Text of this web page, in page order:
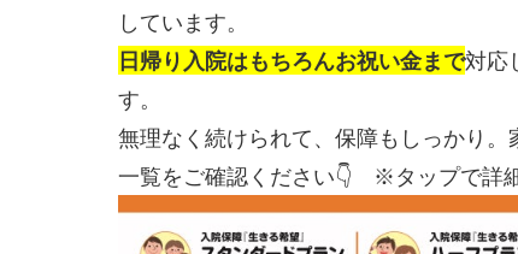
しています。
日帰り入院はもちろんお祝い金まで対応
す。
無理なく続けられて、保障もしっかり。
一覧をご確認ください👇 ※タップで詳